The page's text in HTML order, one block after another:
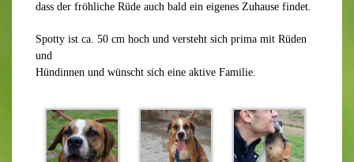
dass der fröhliche Rüde auch bald ein eigenes Zuhause findet.
Spotty ist ca. 50 cm hoch und versteht sich prima mit Rüden
und
Hündinnen und wünscht sich eine aktive Familie.